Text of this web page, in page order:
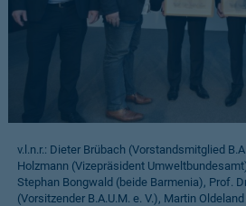
v.l.n.r.: Dieter Brübach (Vorstandsmitglied
Holzmann (Vizepräsident
Stephan Bongwald (beide Barmenia), Prof.
(Vorsitzender B.A.U.M. e. V.), Martin